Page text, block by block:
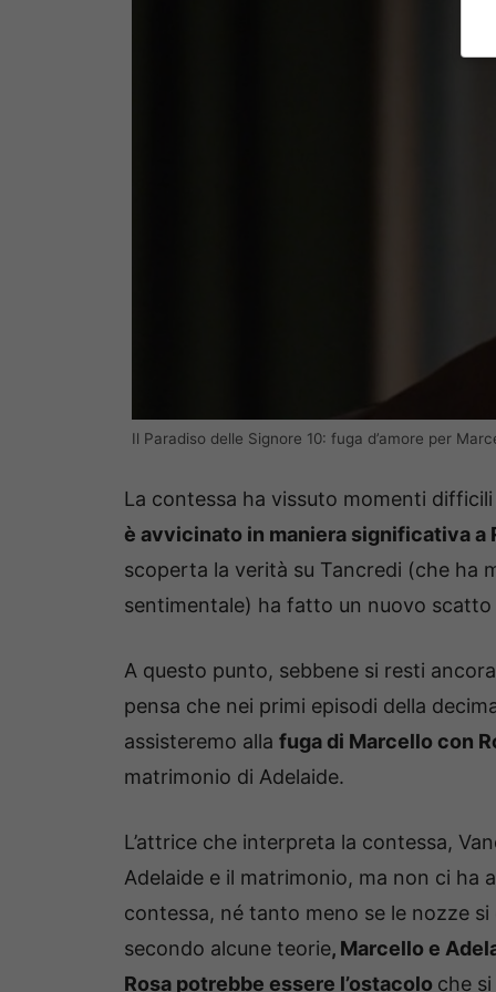
Il Paradiso delle Signore 10: fuga d’amore per
La contessa ha vissuto momenti
è avvicinato in maniera significativa a
scoperta la verità su Tancredi (che ha
sentimentale) ha fatto un nuovo
A questo punto, sebbene si resti
pensa che nei primi episodi della
assisteremo alla fuga di Marcello con
matrimonio di Adelaide.
L’attrice che interpreta la contessa,
Adelaide e il matrimonio, ma non ci ha
contessa, né tanto meno se le nozze
secondo alcune teorie, Marcello e
Rosa potrebbe essere l’ostacolo che